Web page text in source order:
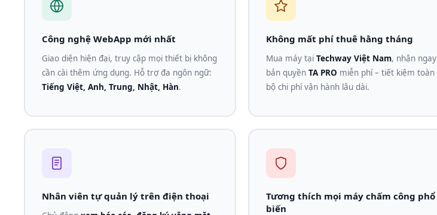
Công nghệ WebApp mới nhất
Giao diện hiện đại, truy cập mọi thiết bị không
cần cài thêm ứng dụng. Hỗ trợ đa ngôn ngữ:
Tiếng Việt, Anh, Trung, Nhật, Hàn.
Không mất phí thuê hằng tháng
Mua máy tại Techway Việt Nam, nhận ngay
bản quyền TA PRO miễn phí – tiết kiệm toàn
bộ chi phí vận hành lâu dài.
Nhân viên tự quản lý trên điện thoại
Tương thích mọi máy chấm công phổ
biến